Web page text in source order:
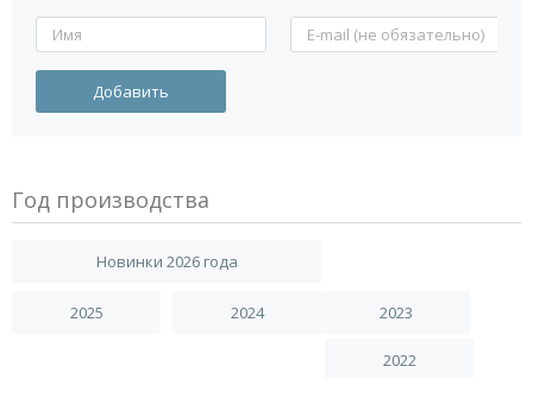
Год производства
Новинки 2026 года
2025 2024 2023
2022